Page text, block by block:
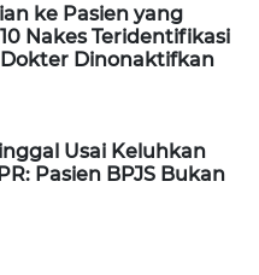
ke Pasien yang
Nakes Teridentifikasi
Dinonaktifkan
Usai Keluhkan
Pasien BPJS Bukan